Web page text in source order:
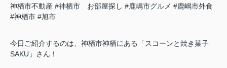
神栖市不動産 #神栖市 お部屋探し #鹿嶋市グルメ #鹿嶋市外食
#神栖市 #旭市
今日ご紹介するのは、神栖市神栖にある「スコーンと焼き菓子
SAKU」さん！